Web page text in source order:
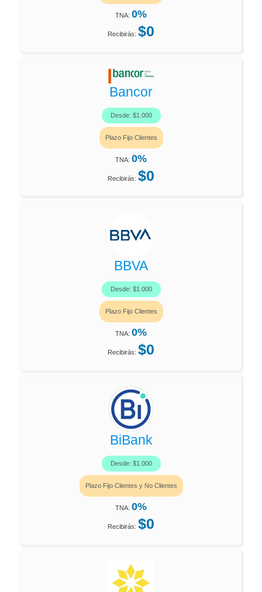
TNA: 0%
Recibirás: $0
Bancor
Desde: $1.000
Plazo Fijo Clientes
TNA: 0%
Recibirás: $0
BBVA
Desde: $1.000
Plazo Fijo Clientes
TNA: 0%
Recibirás: $0
BiBank
Desde: $1.000
Plazo Fijo Clientes y No Clientes
TNA: 0%
Recibirás: $0